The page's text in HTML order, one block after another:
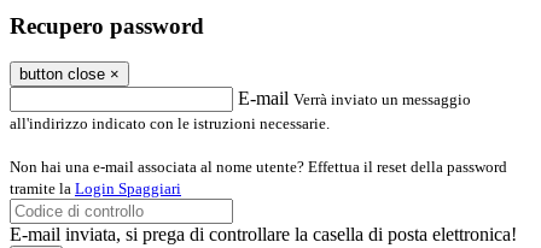
Recupero password
button close ×
E-mail Verrà inviato un messaggio
all'indirizzo indicato con le istruzioni necessarie.
Non hai una e-mail associata al nome utente? Effettua il reset della password
tramite la Login Spaggiari
E-mail inviata, si prega di controllare la casella di posta elettronica!